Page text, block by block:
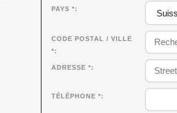
PAYS *
CODE POSTAL / VILLE
*
ADRESSE *
TÉLÉPHONE *